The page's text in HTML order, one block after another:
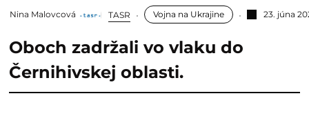
Nina Malovcová TASR Vojna na Ukrajine 23. júna
Oboch zadržali vo vlaku do
Černihivskej oblasti.